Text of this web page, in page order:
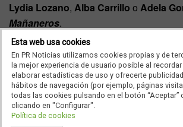
Lydia Lozano, Alba Carrillo o Adela
Mañaneros.
¿UnSálvamemás suave? y
viernes
Pese a contar con luz verdes desde la
hay quienes no ven con buenos ojos
de TVE. Temen las críticas externas y la
Esta web usa cookies
En PR Noticias utilizamos cookies propias y de
la mejor experiencia de usuario posible al
elaborar estadísticas de uso y ofrecerte
hábitos de navegación (por ejemplo, páginas
todas las cookies pulsando en el botón “Aceptar”
clicando en "Configurar".
Política de cookies